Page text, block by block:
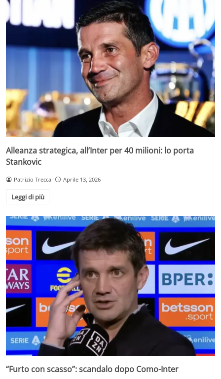
Alleanza strategica, all’Inter per 40 milioni: lo porta
Stankovic
Patrizio Trecca Aprile 13, 2026
Leggi di più
“Furto con scasso”: scandalo dopo Como-Inter